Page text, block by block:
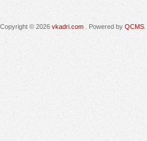
Copyright © 2026 vkadri.com . Powered by QCMS